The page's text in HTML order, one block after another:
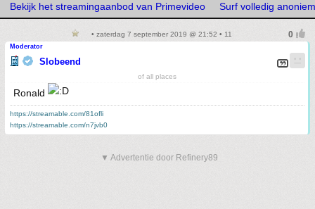
Bekijk het streamingaanbod van Primevideo Surf volledig
• zaterdag 7 september 2019 @ 21:52 • 11
Moderator
Slobeend
of all places
Ronald
https://streamable.com/81ofli
https://streamable.com/n7jvb0
▼ Advertentie door Refinery89